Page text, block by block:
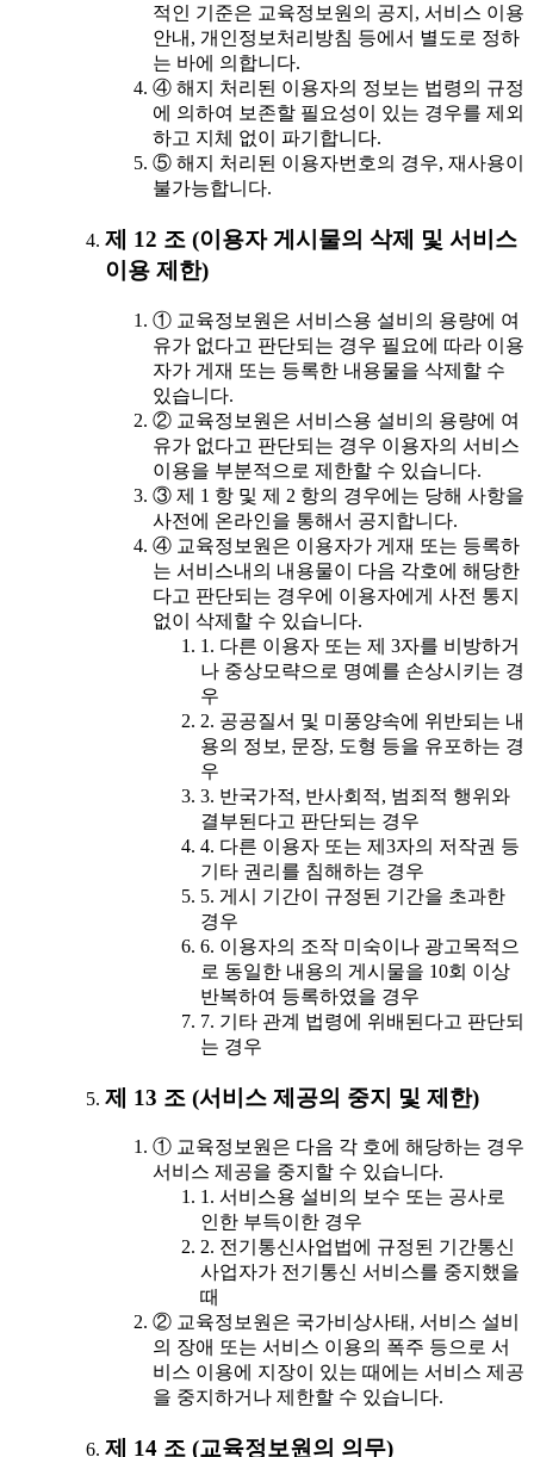
적인 기준은 교육정보원의 공지, 서비스 이용
안내, 개인정보처리방침 등에서 별도로 정하
는 바에 의합니다.
④ 해지 처리된 이용자의 정보는 법령의 규정
에 의하여 보존할 필요성이 있는 경우를 제외
하고 지체 없이 파기합니다.
⑤ 해지 처리된 이용자번호의 경우, 재사용이
불가능합니다.
제 12 조 (이용자 게시물의 삭제 및 서비스
이용 제한)
① 교육정보원은 서비스용 설비의 용량에 여
유가 없다고 판단되는 경우 필요에 따라 이용
자가 게재 또는 등록한 내용물을 삭제할 수
있습니다.
② 교육정보원은 서비스용 설비의 용량에 여
유가 없다고 판단되는 경우 이용자의 서비스
이용을 부분적으로 제한할 수 있습니다.
③ 제 1 항 및 제 2 항의 경우에는 당해 사항을
사전에 온라인을 통해서 공지합니다.
④ 교육정보원은 이용자가 게재 또는 등록하
는 서비스내의 내용물이 다음 각호에 해당한
다고 판단되는 경우에 이용자에게 사전 통지
없이 삭제할 수 있습니다.
1. 다른 이용자 또는 제 3자를 비방하거
나 중상모략으로 명예를 손상시키는 경
우
2. 공공질서 및 미풍양속에 위반되는 내
용의 정보, 문장, 도형 등을 유포하는 경
우
3. 반국가적, 반사회적, 범죄적 행위와
결부된다고 판단되는 경우
4. 다른 이용자 또는 제3자의 저작권 등
기타 권리를 침해하는 경우
5. 게시 기간이 규정된 기간을 초과한
경우
6. 이용자의 조작 미숙이나 광고목적으
로 동일한 내용의 게시물을 10회 이상
반복하여 등록하였을 경우
7. 기타 관계 법령에 위배된다고 판단되
는 경우
제 13 조 (서비스 제공의 중지 및 제한)
① 교육정보원은 다음 각 호에 해당하는 경우
서비스 제공을 중지할 수 있습니다.
1. 서비스용 설비의 보수 또는 공사로
인한 부득이한 경우
2. 전기통신사업법에 규정된 기간통신
사업자가 전기통신 서비스를 중지했을
때
② 교육정보원은 국가비상사태, 서비스 설비
의 장애 또는 서비스 이용의 폭주 등으로 서
비스 이용에 지장이 있는 때에는 서비스 제공
을 중지하거나 제한할 수 있습니다.
제 14 조 (교육정보원의 의무)